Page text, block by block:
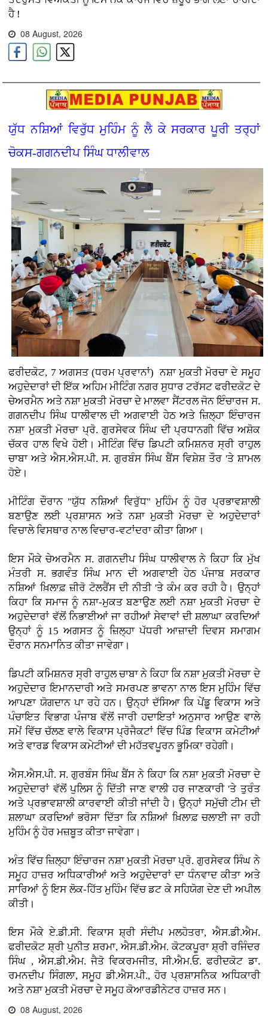
ਹੈ !
08 August, 2026
ਯੁੱਧ ਨਸ਼ਿਆਂ ਵਿਰੁੱਧ ਮੁਹਿੰਮ ਨੂੰ ਲੈ ਕੇ ਸਰਕਾਰ ਪੂਰੀ ਤਰ੍ਹਾਂ
ਚੋਕਸ-ਗਗਨਦੀਪ ਸਿੰਘ ਧਾਲੀਵਾਲ
ਫਰੀਦਕੋਟ, 7 ਅਗਸਤ (ਧਰਮ ਪ੍ਰਵਾਨਾਂ) ਨਸ਼ਾ ਮੁਕਤੀ ਮੋਰਚਾ ਦੇ ਸਮੂਹ
ਅਹੁਦੇਦਾਰਾਂ ਦੀ ਇੱਕ ਅਹਿਮ ਮੀਟਿੰਗ ਨਗਰ ਸੁਧਾਰ ਟਰੱਸਟ ਫਰੀਦਕੋਟ ਦੇ
ਚੇਅਰਮੈਨ ਅਤੇ ਨਸ਼ਾ ਮੁਕਤੀ ਮੋਰਚਾ ਦੇ ਮਾਲਵਾ ਸੈਂਟਰਲ ਜੋਨ ਇੰਚਾਰਜ ਸ.
ਗਗਨਦੀਪ ਸਿੰਘ ਧਾਲੀਵਾਲ ਦੀ ਅਗਵਾਈ ਹੇਠ ਅਤੇ ਜ਼ਿਲ੍ਹਾ ਇੰਚਾਰਜ
ਨਸ਼ਾ ਮੁਕਤੀ ਮੋਰਚਾ ਪ੍ਰੋ. ਗੁਰਸੇਵਕ ਸਿੰਘ ਦੀ ਪ੍ਰਧਾਨਗੀ ਵਿੱਚ ਅਸ਼ੋਕ
ਚੱਕਰ ਹਾਲ ਵਿਖੇ ਹੋਈ। ਮੀਟਿੰਗ ਵਿੱਚ ਡਿਪਟੀ ਕਮਿਸ਼ਨਰ ਸ੍ਰੀ ਰਾਹੁਲ
ਚਾਬਾ ਅਤੇ ਐਸ.ਐਸ.ਪੀ. ਸ. ਗੁਰਬੰਸ ਸਿੰਘ ਬੈਂਸ ਵਿਸ਼ੇਸ਼ ਤੌਰ 'ਤੇ ਸ਼ਾਮਲ
ਹੋਏ।
ਮੀਟਿੰਗ ਦੌਰਾਨ "ਯੁੱਧ ਨਸ਼ਿਆਂ ਵਿਰੁੱਧ" ਮੁਹਿੰਮ ਨੂੰ ਹੋਰ ਪ੍ਰਭਾਵਸ਼ਾਲੀ
ਬਣਾਉਣ ਲਈ ਪ੍ਰਸ਼ਾਸਨ ਅਤੇ ਨਸ਼ਾ ਮੁਕਤੀ ਮੋਰਚਾ ਦੇ ਅਹੁਦੇਦਾਰਾਂ
ਵਿਚਾਲੇ ਵਿਸਥਾਰ ਨਾਲ ਵਿਚਾਰ-ਵਟਾਂਦਰਾ ਕੀਤਾ ਗਿਆ।
ਇਸ ਮੌਕੇ ਚੇਅਰਮੈਨ ਸ. ਗਗਨਦੀਪ ਸਿੰਘ ਧਾਲੀਵਾਲ ਨੇ ਕਿਹਾ ਕਿ ਮੁੱਖ
ਮੰਤਰੀ ਸ. ਭਗਵੰਤ ਸਿੰਘ ਮਾਨ ਦੀ ਅਗਵਾਈ ਹੇਠ ਪੰਜਾਬ ਸਰਕਾਰ
ਨਸ਼ਿਆਂ ਖ਼ਿਲਾਫ਼ ਜ਼ੀਰੋ ਟੋਲਰੈਂਸ ਦੀ ਨੀਤੀ 'ਤੇ ਕੰਮ ਕਰ ਰਹੀ ਹੈ। ਉਨ੍ਹਾਂ
ਕਿਹਾ ਕਿ ਸਮਾਜ ਨੂੰ ਨਸ਼ਾ-ਮੁਕਤ ਬਣਾਉਣ ਲਈ ਨਸ਼ਾ ਮੁਕਤੀ ਮੋਰਚਾ ਦੇ
ਅਹੁਦੇਦਾਰਾਂ ਵੱਲੋਂ ਨਿਭਾਈਆਂ ਜਾ ਰਹੀਆਂ ਸੇਵਾਵਾਂ ਦੀ ਸ਼ਲਾਘਾ ਕਰਦਿਆਂ
ਉਨ੍ਹਾਂ ਨੂੰ 15 ਅਗਸਤ ਨੂੰ ਜ਼ਿਲ੍ਹਾ ਪੱਧਰੀ ਆਜ਼ਾਦੀ ਦਿਵਸ ਸਮਾਗਮ
ਦੌਰਾਨ ਸਨਮਾਨਿਤ ਕੀਤਾ ਜਾਵੇਗਾ।
ਡਿਪਟੀ ਕਮਿਸ਼ਨਰ ਸ੍ਰੀ ਰਾਹੁਲ ਚਾਬਾ ਨੇ ਕਿਹਾ ਕਿ ਨਸ਼ਾ ਮੁਕਤੀ ਮੋਰਚਾ ਦੇ
ਅਹੁਦੇਦਾਰ ਇਮਾਨਦਾਰੀ ਅਤੇ ਸਮਰਪਣ ਭਾਵਨਾ ਨਾਲ ਇਸ ਮੁਹਿੰਮ ਵਿੱਚ
ਆਪਣਾ ਯੋਗਦਾਨ ਪਾ ਰਹੇ ਹਨ। ਉਨ੍ਹਾਂ ਦੱਸਿਆ ਕਿ ਪੇਂਡੂ ਵਿਕਾਸ ਅਤੇ
ਪੰਚਾਇਤ ਵਿਭਾਗ ਪੰਜਾਬ ਵੱਲੋਂ ਜਾਰੀ ਹਦਾਇਤਾਂ ਅਨੁਸਾਰ ਆਉਣ ਵਾਲੇ
ਸਮੇਂ ਵਿੱਚ ਚੱਲਣ ਵਾਲੇ ਵਿਕਾਸ ਪ੍ਰੋਜੈਕਟਾਂ ਵਿੱਚ ਪਿੰਡ ਵਿਕਾਸ ਕਮੇਟੀਆਂ
ਅਤੇ ਵਾਰਡ ਵਿਕਾਸ ਕਮੇਟੀਆਂ ਦੀ ਮਹੱਤਵਪੂਰਨ ਭੂਮਿਕਾ ਰਹੇਗੀ।
ਐਸ.ਐਸ.ਪੀ. ਸ. ਗੁਰਬੰਸ ਸਿੰਘ ਬੈਂਸ ਨੇ ਕਿਹਾ ਕਿ ਨਸ਼ਾ ਮੁਕਤੀ ਮੋਰਚਾ ਦੇ
ਅਹੁਦੇਦਾਰਾਂ ਵੱਲੋਂ ਪੁਲਿਸ ਨੂੰ ਦਿੱਤੀ ਜਾਣ ਵਾਲੀ ਹਰ ਜਾਣਕਾਰੀ 'ਤੇ ਤੁਰੰਤ
ਅਤੇ ਪ੍ਰਭਾਵਸ਼ਾਲੀ ਕਾਰਵਾਈ ਕੀਤੀ ਜਾਂਦੀ ਹੈ। ਉਨ੍ਹਾਂ ਸਮੁੱਚੀ ਟੀਮ ਦੀ
ਸ਼ਲਾਘਾ ਕਰਦਿਆਂ ਭਰੋਸਾ ਦਿੱਤਾ ਕਿ ਨਸ਼ਿਆਂ ਖ਼ਿਲਾਫ਼ ਚਲਾਈ ਜਾ ਰਹੀ
ਮੁਹਿੰਮ ਨੂੰ ਹੋਰ ਮਜ਼ਬੂਤ ਕੀਤਾ ਜਾਵੇਗਾ।
ਅੰਤ ਵਿੱਚ ਜ਼ਿਲ੍ਹਾ ਇੰਚਾਰਜ ਨਸ਼ਾ ਮੁਕਤੀ ਮੋਰਚਾ ਪ੍ਰੋ. ਗੁਰਸੇਵਕ ਸਿੰਘ ਨੇ
ਸਮੂਹ ਹਾਜ਼ਰ ਅਧਿਕਾਰੀਆਂ ਅਤੇ ਅਹੁਦੇਦਾਰਾਂ ਦਾ ਧੰਨਵਾਦ ਕੀਤਾ ਅਤੇ
ਸਾਰਿਆਂ ਨੂੰ ਇਸ ਲੋਕ-ਹਿੱਤ ਮੁਹਿੰਮ ਵਿੱਚ ਡਟ ਕੇ ਸਹਿਯੋਗ ਦੇਣ ਦੀ ਅਪੀਲ
ਕੀਤੀ।
ਇਸ ਮੌਕੇ ਏ.ਡੀ.ਸੀ. ਵਿਕਾਸ ਸ਼੍ਰੀ ਸੰਦੀਪ ਮਲਹੋਤਰਾ, ਐਸ.ਡੀ.ਐਮ.
ਫਰੀਦਕੋਟ ਸ਼੍ਰੀ ਪੁਨੀਤ ਸ਼ਰਮਾ, ਐਸ.ਡੀ.ਐਮ. ਕੋਟਕਪੂਰਾ ਸ਼੍ਰੀ ਰਜਿੰਦਰ
ਸਿੰਘ , ਐਸ.ਡੀ.ਐਮ. ਜੈਤੋ ਵਿਕਰਮਜੀਤ, ਸੀ.ਐਮ.ਓ. ਫਰੀਦਕੋਟ ਡਾ.
ਰਮਨਦੀਪ ਸਿੰਗਲਾ, ਸਮੂਹ ਡੀ.ਐਸ.ਪੀ., ਹੋਰ ਪ੍ਰਸ਼ਾਸਨਿਕ ਅਧਿਕਾਰੀ
ਅਤੇ ਨਸ਼ਾ ਮੁਕਤੀ ਮੋਰਚਾ ਦੇ ਸਮੂਹ ਕੋਆਰਡੀਨੇਟਰ ਹਾਜ਼ਰ ਸਨ।
08 August, 2026